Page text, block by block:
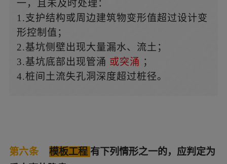
一，且未及时处理：
1.支护结构或周边建筑物变形值超过设计变
形控制值；
2.基坑侧壁出现大量漏水、流土；
3.基坑底部出现管涌 或突涌 ；
4.桩间土流失孔洞深度超过桩径。
第六条 模板工程有下列情形之一的，应判定为